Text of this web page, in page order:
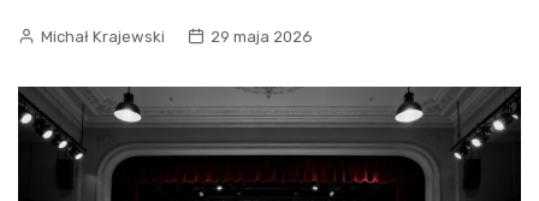
Michał Krajewski 29 maja 2026